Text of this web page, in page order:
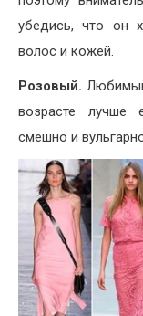
убедись, что он
волос и кожей.
Розовый.
возрасте лучше
смешно и